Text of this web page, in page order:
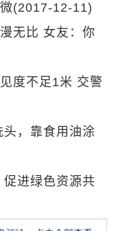
(2017-12-11)
无比 女友：你
度不足1米 交警
，靠食用油涂
进绿色资源共